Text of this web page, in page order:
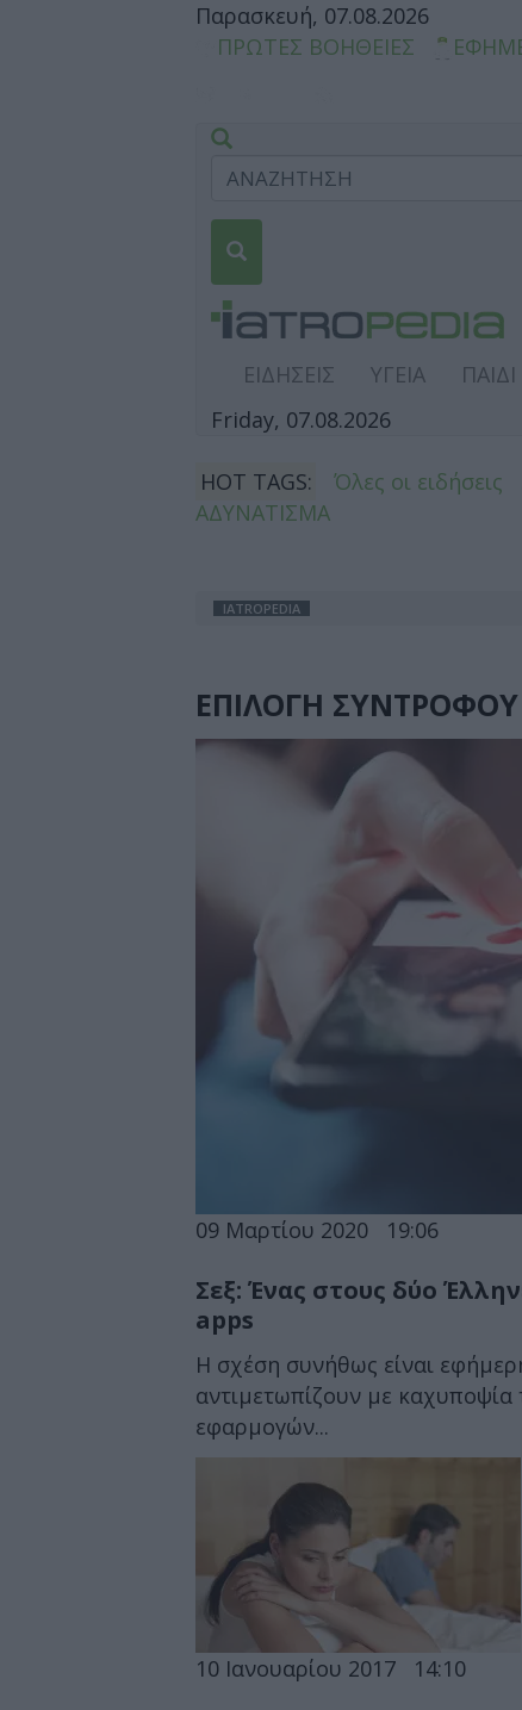
Παρασκευή, 07.08.2026
ΠΡΩΤΕΣ ΒΟΗΘΕΙΕΣ
ΕΙΔΗΣΕΙΣ ΥΓΕΙΑ ΠΑΙΔΙ
Friday, 07.08.2026
HOT TAGS: Όλες οι ειδήσεις
ΑΔΥΝΑΤΙΣΜΑ
IATROPEDIA
ΕΠΙΛΟΓΗ ΣΥΝΤΡΟΦΟΥ
09 Μαρτίου 2020 19:06
Σεξ: Ένας στους δύο
apps
Η σχέση συνήθως είναι
αντιμετωπίζουν με
εφαρμογών...
10 Ιανουαρίου 2017 14:10